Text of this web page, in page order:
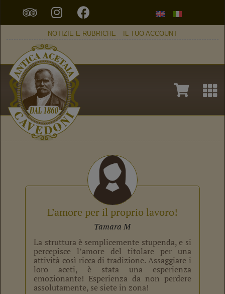
NOTIZIE E RUBRICHE IL TUO ACCOUNT
L’amore per il proprio lavoro!
Tamara M
La struttura è semplicemente stupenda, e si
percepisce l’amore del titolare per una
attività così ricca di tradizione. Assaggiare i
loro aceti, è stata una esperienza
emozionante! Esperienza da non perdere
assolutamente, se siete in zona!